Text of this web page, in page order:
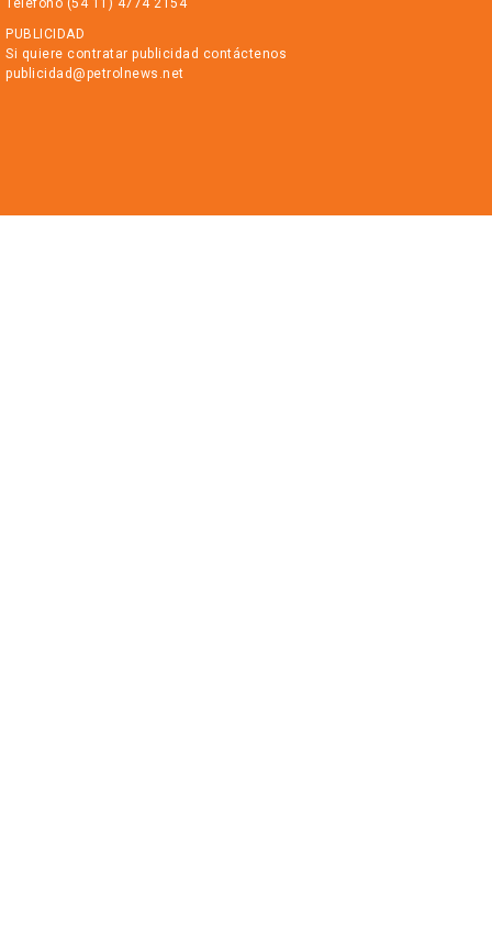
Teléfono (54 11) 4774 2154
PUBLICIDAD
Si quiere contratar publicidad contáctenos
publicidad@petrolnews.net